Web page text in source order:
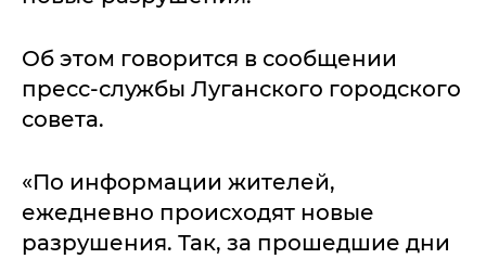
Об этом говорится в сообщении
пресс-службы Луганского городского
совета.
«По информации жителей,
ежедневно происходят новые
разрушения. Так, за прошедшие дни